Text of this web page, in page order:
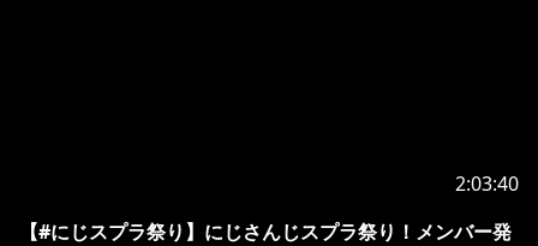
2:03:40
【#にじスプラ祭り】にじさんじスプラ祭り！メンバー発